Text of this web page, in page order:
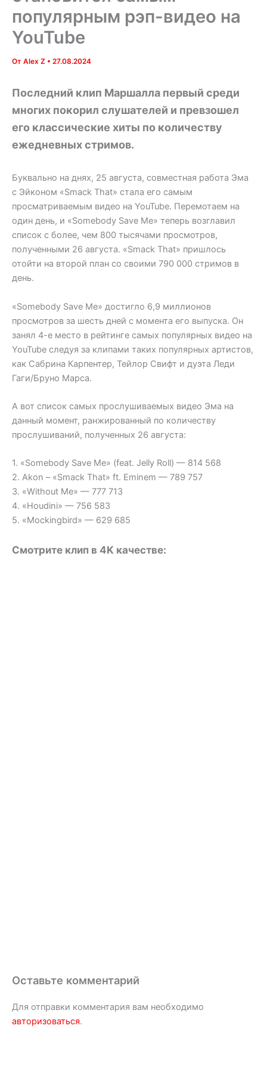
популярным рэп-видео на
YouTube
От Alex Z • 27.08.2024
Последний клип Маршалла первый среди
многих покорил слушателей и превзошел
его классические хиты по количеству
ежедневных стримов.
Буквально на днях, 25 августа, совместная работа Эма
с Эйконом «Smack That» стала его самым
просматриваемым видео на YouTube. Перемотаем на
один день, и «Somebody Save Me» теперь возглавил
список с более, чем 800 тысячами просмотров,
полученными 26 августа. «Smack That» пришлось
отойти на второй план со своими 790 000 стримов в
день.
«Somebody Save Me» достигло 6,9 миллионов
просмотров за шесть дней с момента его выпуска. Он
занял 4-е место в рейтинге самых популярных видео на
YouTube следуя за клипами таких популярных артистов,
как Сабрина Карпентер, Тейлор Свифт и дуэта Леди
Гаги/Бруно Марса.
А вот список самых прослушиваемых видео Эма на
данный момент, ранжированный по количеству
прослушиваний, полученных 26 августа:
1. «Somebody Save Me» (feat. Jelly Roll) — 814 568
2. Akon – «Smack That» ft. Eminem — 789 757
3. «Without Me» — 777 713
4. «Houdini» — 756 583
5. «Mockingbird» — 629 685
Смотрите клип в 4K качестве:
Оставьте комментарий
Для отправки комментария вам необходимо
авторизоваться.